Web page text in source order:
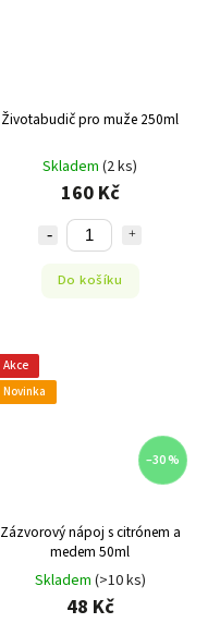
Životabudič pro muže 250ml
Skladem (2 ks)
160 Kč
Do košíku
Akce
Novinka
–30 %
Zázvorový nápoj s citrónem a
medem 50ml
Skladem (>10 ks)
48 Kč